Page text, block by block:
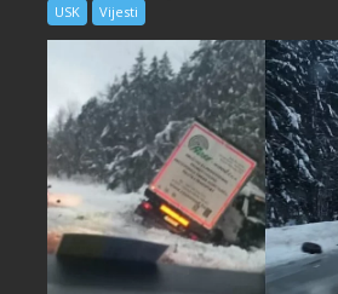
USK Vijesti